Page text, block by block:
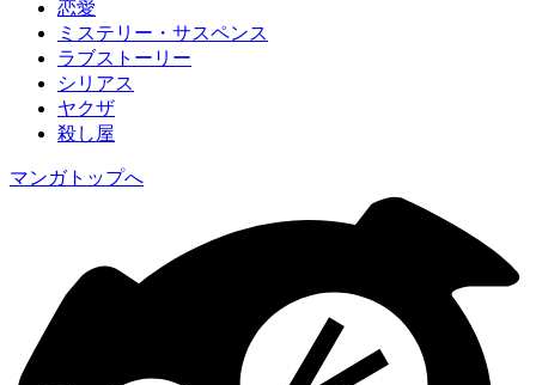
恋愛
ミステリー・サスペンス
ラブストーリー
シリアス
ヤクザ
殺し屋
マンガトップへ